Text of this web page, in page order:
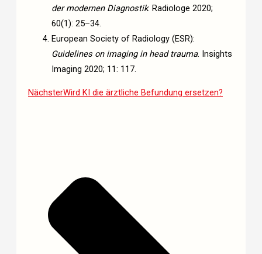
der modernen Diagnostik. Radiologe 2020;
60(1): 25–34.
European Society of Radiology (ESR):
Guidelines on imaging in head trauma. Insights
Imaging 2020; 11: 117.
NächsterWird KI die ärztliche Befundung ersetzen?